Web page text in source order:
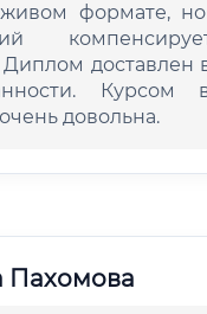
формате, но
доставлен
Курсом
довольна.
Пахомова